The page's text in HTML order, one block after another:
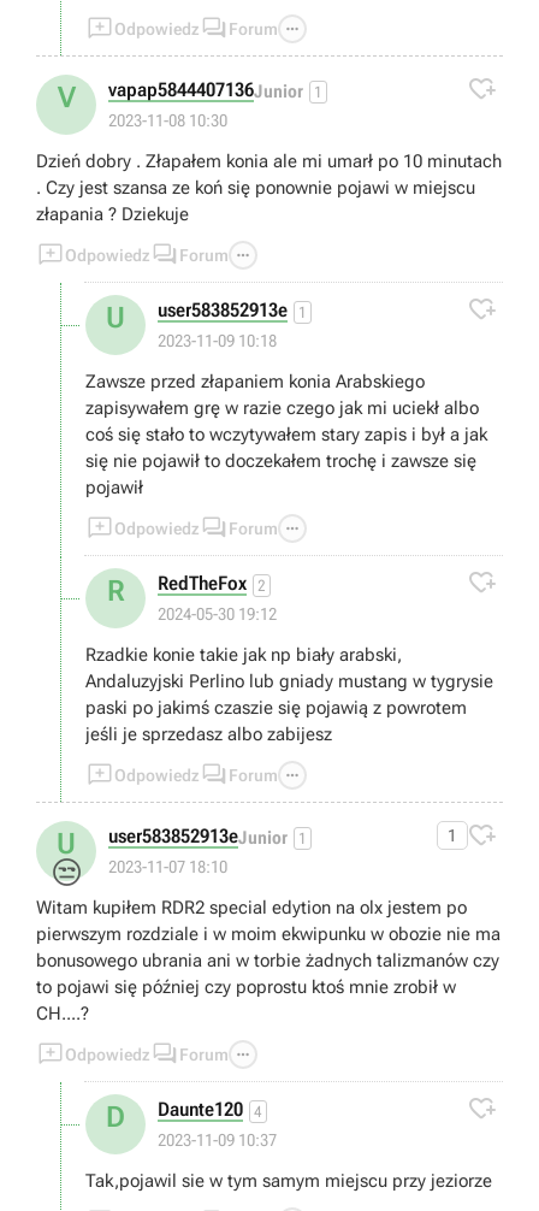
Odpowiedz  Forum 
V vapap5844407136Junior 1
2023-11-08 10:30

Dzień dobry . Złapałem konia ale mi umarł po 10 minutach
. Czy jest szansa ze koń się ponownie pojawi w miejscu
złapania ? Dziekuje
Odpowiedz  Forum 
U user583852913e 1
2023-11-09 10:18

Zawsze przed złapaniem konia Arabskiego
zapisywałem grę w razie czego jak mi uciekł albo
coś się stało to wczytywałem stary zapis i był a jak
się nie pojawił to doczekałem trochę i zawsze się
pojawił
Odpowiedz  Forum 
R RedTheFox 2
2024-05-30 19:12

Rzadkie konie takie jak np biały arabski,
Andaluzyjski Perlino lub gniady mustang w tygrysie
paski po jakimś czaszie się pojawią z powrotem
jeśli je sprzedasz albo zabijesz
Odpowiedz  Forum 
U
😒
user583852913eJunior 1
2023-11-07 18:10
1 
Witam kupiłem RDR2 special edytion na olx jestem po
pierwszym rozdziale i w moim ekwipunku w obozie nie ma
bonusowego ubrania ani w torbie żadnych talizmanów czy
to pojawi się później czy poprostu ktoś mnie zrobił w
CH....?
Odpowiedz  Forum 
D Daunte120 4
2023-11-09 10:37

Tak,pojawil sie w tym samym miejscu przy jeziorze